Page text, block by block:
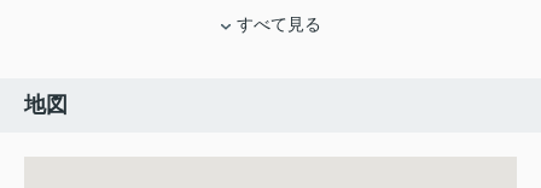
すべて見る
地図